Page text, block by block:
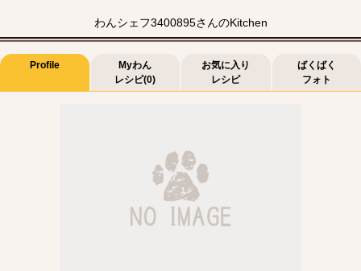
わんシェフ3400895さんのKitchen
Profile
Myわん
レシピ(0)
お気に入り
レシピ
ばくばく
フォト